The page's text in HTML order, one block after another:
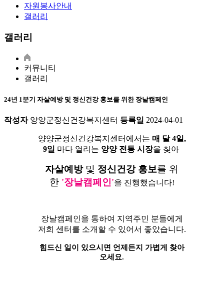
자원봉사안내
갤러리
갤러리
커뮤니티
갤러리
24년 1분기 자살예방 및 정신건강 홍보를 위한 장날캠페인
작성자양양군정신건강복지센터 등록일 2024-04-01
양양군정신건강복지센터에서는 매 달 4일,
9일 마다 열리는 양양 전통 시장을 찾아
자살예방및 정신건강 홍보를 위
한 '장날캠페인'을 진행했습니다!
장날캠페인을 통하여 지역주민 분들에게
저희 센터를 소개할 수 있어서 좋았습니다.
힘드신 일이 있으시면 언제든지 가볍게 찾아
오세요.